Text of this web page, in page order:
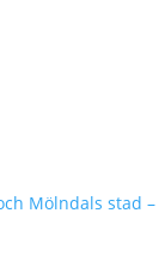
Mölndals stad –